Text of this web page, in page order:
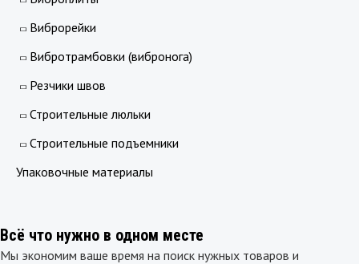
Виброрейки
Вибротрамбовки (вибронога)
Резчики швов
Строительные люльки
Строительные подъемники
Упаковочные материалы
Всё что нужно в одном месте
Мы экономим ваше время на поиск нужных товаров и